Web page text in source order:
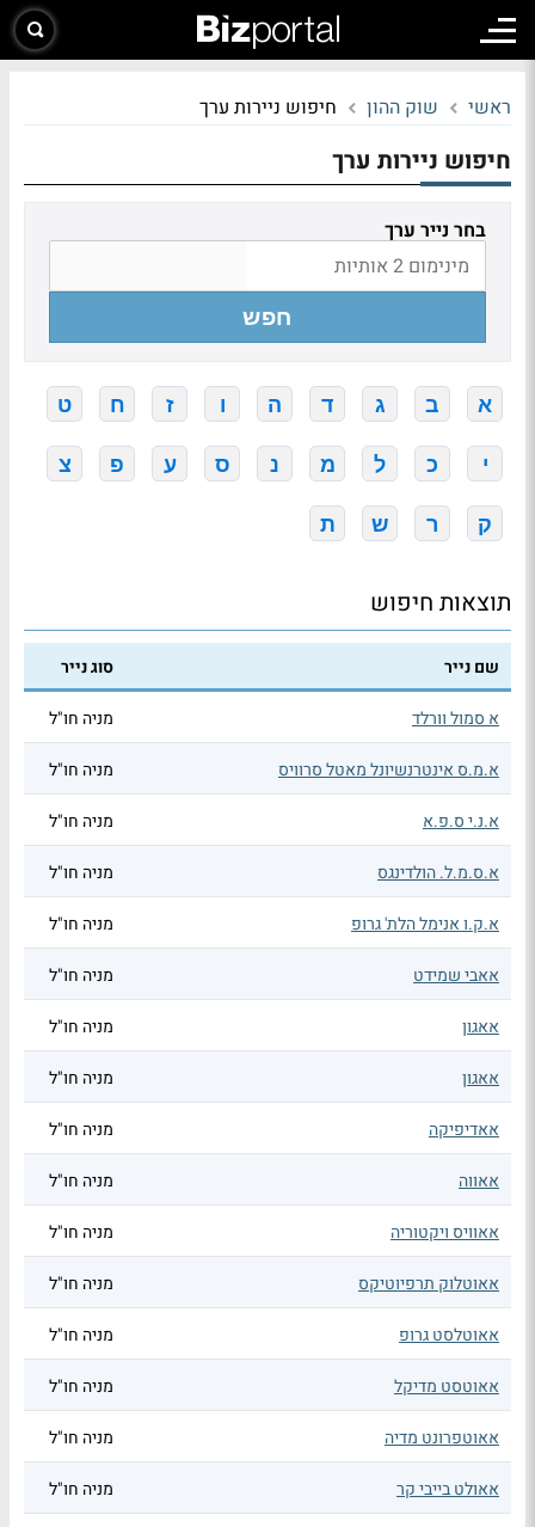
ראשי שוק ההון חיפוש ניירות ערך
חיפוש ניירות ערך
בחר נייר ערך
חפש
א ב ג ד ה ו ז ח ט
י כ ל מ נ ס ע פ צ
ק ר ש ת
תוצאות חיפוש
שם נייר סוג נייר
א סמול וורלד מניה חו"ל
א.מ.ס אינטרנשיונל מאטל סרוויס מניה חו"ל
א.נ.י ס.פ.א מניה חו"ל
א.ס.מ.ל. הולדינגס מניה חו"ל
א.ק.ו אנימל הלת' גרופ מניה חו"ל
אאבי שמידט מניה חו"ל
אאגון מניה חו"ל
אאגון מניה חו"ל
אאדיפיקה מניה חו"ל
אאווה מניה חו"ל
אאוויס ויקטוריה מניה חו"ל
אאוטלוק תרפיוטיקס מניה חו"ל
אאוטלסט גרופ מניה חו"ל
אאוטסט מדיקל מניה חו"ל
אאוטפרונט מדיה מניה חו"ל
אאולט בייבי קר מניה חו"ל